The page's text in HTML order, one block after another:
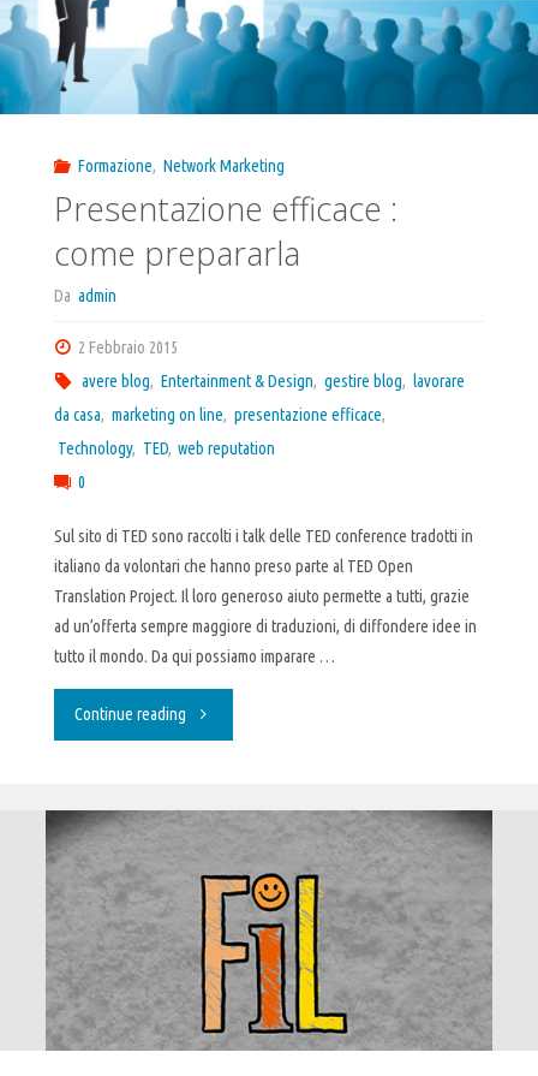
Formazione, Network Marketing
Presentazione efficace :
come prepararla
Da admin
2 Febbraio 2015
avere blog, Entertainment & Design, gestire blog, lavorare
da casa, marketing on line, presentazione efficace,
Technology, TED, web reputation
0
Sul sito di TED sono raccolti i talk delle TED conference tradotti in
italiano da volontari che hanno preso parte al TED Open
Translation Project. Il loro generoso aiuto permette a tutti, grazie
ad un’offerta sempre maggiore di traduzioni, di diffondere idee in
tutto il mondo. Da qui possiamo imparare …
Continue reading "Presentazione
:
prepararla"